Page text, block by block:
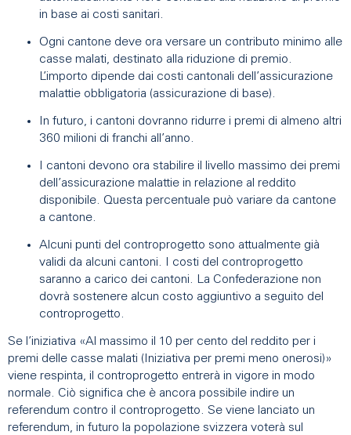
in base ai costi sanitari.
Ogni cantone deve ora versare un contributo minimo alle
casse malati, destinato alla riduzione di premio.
L’importo dipende dai costi cantonali dell’assicurazione
malattie obbligatoria (assicurazione di base).
In futuro, i cantoni dovranno ridurre i premi di almeno altri
360 milioni di franchi all’anno.
I cantoni devono ora stabilire il livello massimo dei premi
dell’assicurazione malattie in relazione al reddito
disponibile. Questa percentuale può variare da cantone
a cantone.
Alcuni punti del controprogetto sono attualmente già
validi da alcuni cantoni. I costi del controprogetto
saranno a carico dei cantoni. La Confederazione non
dovrà sostenere alcun costo aggiuntivo a seguito del
controprogetto.
Se l’iniziativa «Al massimo il 10 per cento del reddito per i
premi delle casse malati (Iniziativa per premi meno onerosi)»
viene respinta, il controprogetto entrerà in vigore in modo
normale. Ciò significa che è ancora possibile indire un
referendum contro il controprogetto. Se viene lanciato un
referendum, in futuro la popolazione svizzera voterà sul